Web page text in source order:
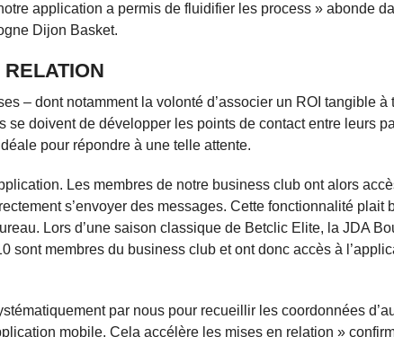
application a permis de fluidifier les process » abonde
Dijon Basket.
– dont notamment la volonté d’associer un ROI tangible à
se doivent de développer les points de contact entre leurs
pour répondre à une telle attente.
Les membres de notre business club ont alors
s’envoyer des messages. Cette fonctionnalité plait
Lors d’une saison classique de Betclic Elite, la JDA
sont membres du business club et ont donc accès à
par nous pour recueillir les coordonnées
mobile. Cela accélère les mises en relation »